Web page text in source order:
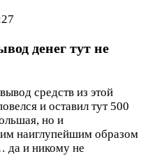
денег тут не
средств из этой
и оставил тут 500
но и
наиглупейшим образом
да и никому не